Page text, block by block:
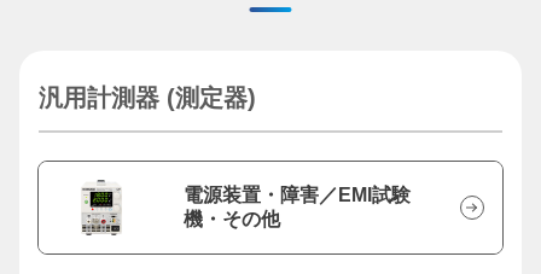
汎用計測器 (測定器)
電源装置・障害／EMI試験
機・その他